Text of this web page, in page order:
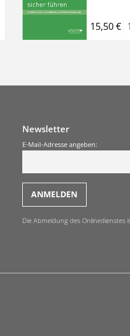
15,50 €
Newsletter
E-Mail-Adresse angeben:
Die Abmeldung des Onlinedienstes